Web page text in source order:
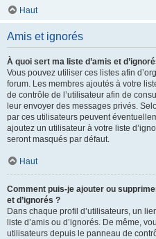
Haut
Amis et ignorés
À quoi sert ma liste d’amis et
Vous pouvez utiliser ces listes afin
forum. Les membres ajoutés à votre
de contrôle de l’utilisateur afin de
leur envoyer des messages privés.
par ces utilisateurs peuvent
ajoutez un utilisateur à votre liste
seront masqués par défaut.
Haut
Comment puis-je ajouter ou
et d’ignorés ?
Dans chaque profil d’utilisateurs, un
liste d’amis ou d’ignorés. De même,
utilisateurs depuis le panneau de